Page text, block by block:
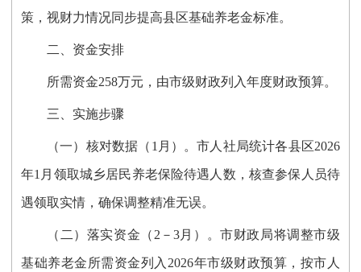
策，视财力情况同步提高县区基础养老金标准。
二、资金安排
所需资金258万元， 由市级财政列入年度财政预算。
三、实施步骤
（一）核对数据（1月）。市人社局统计各县区2026
年1月领取城乡居民养老保险待遇人数，核查参保人员待
遇领取实情，确保调整精准无误。
（二）落实资金（2－3月）。市财政局将调整市级
基础养老金所需资金列入 2026年市级财政预算 ， 按市人